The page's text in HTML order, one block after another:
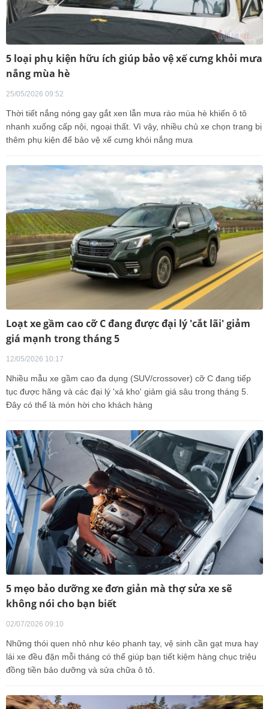
5 loại phụ kiện hữu ích giúp bảo vệ xế cưng khỏi mưa
nắng mùa hè
25/05/2026 09:52
Thời tiết nắng nóng gay gắt xen lẫn mưa rào mùa hè khiến ô tô
nhanh xuống cấp nội, ngoại thất. Vì vậy, nhiều chủ xe chọn trang bị
thêm phụ kiện để bảo vệ xế cưng khói nắng mưa
Loạt xe gầm cao cỡ C đang được đại lý 'cắt lãi' giảm
giá mạnh trong tháng 5
12/05/2026 10:17
Nhiều mẫu xe gầm cao đa dụng (SUV/crossover) cỡ C đang tiếp
tục được hãng và các đại lý 'xả kho' giảm giá sâu trong tháng 5.
Đây có thể là món hời cho khách hàng
5 mẹo bảo dưỡng xe đơn giản mà thợ sửa xe sẽ
không nói cho bạn biết
02/07/2026 09:10
Những thói quen nhỏ như kéo phanh tay, vệ sinh cần gạt mưa hay
lái xe đều đặn mỗi tháng có thể giúp bạn tiết kiệm hàng chục triệu
đồng tiền bảo dưỡng và sửa chữa ô tô.